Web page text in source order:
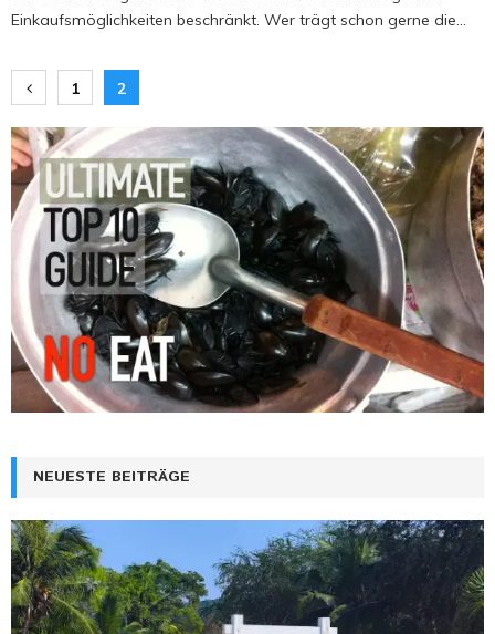
Einkaufsmöglichkeiten beschränkt. Wer trägt schon gerne die...
Seitennummerierung
der
Beiträge
1 2
NEUESTE BEITRÄGE